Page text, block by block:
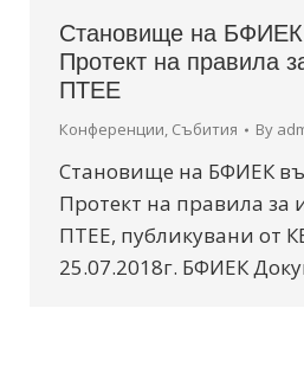
Становище на БФИЕК
Протект на правила
ПТЕЕ
Конференции, Събития By
Становище на БФИЕК
Протект на правила за
ПТЕЕ, публикувани от
25.07.2018г. БФИЕК